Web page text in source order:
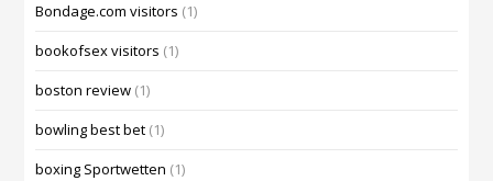
Bondage.com visitors (1)
bookofsex visitors (1)
boston review (1)
bowling best bet (1)
boxing Sportwetten (1)